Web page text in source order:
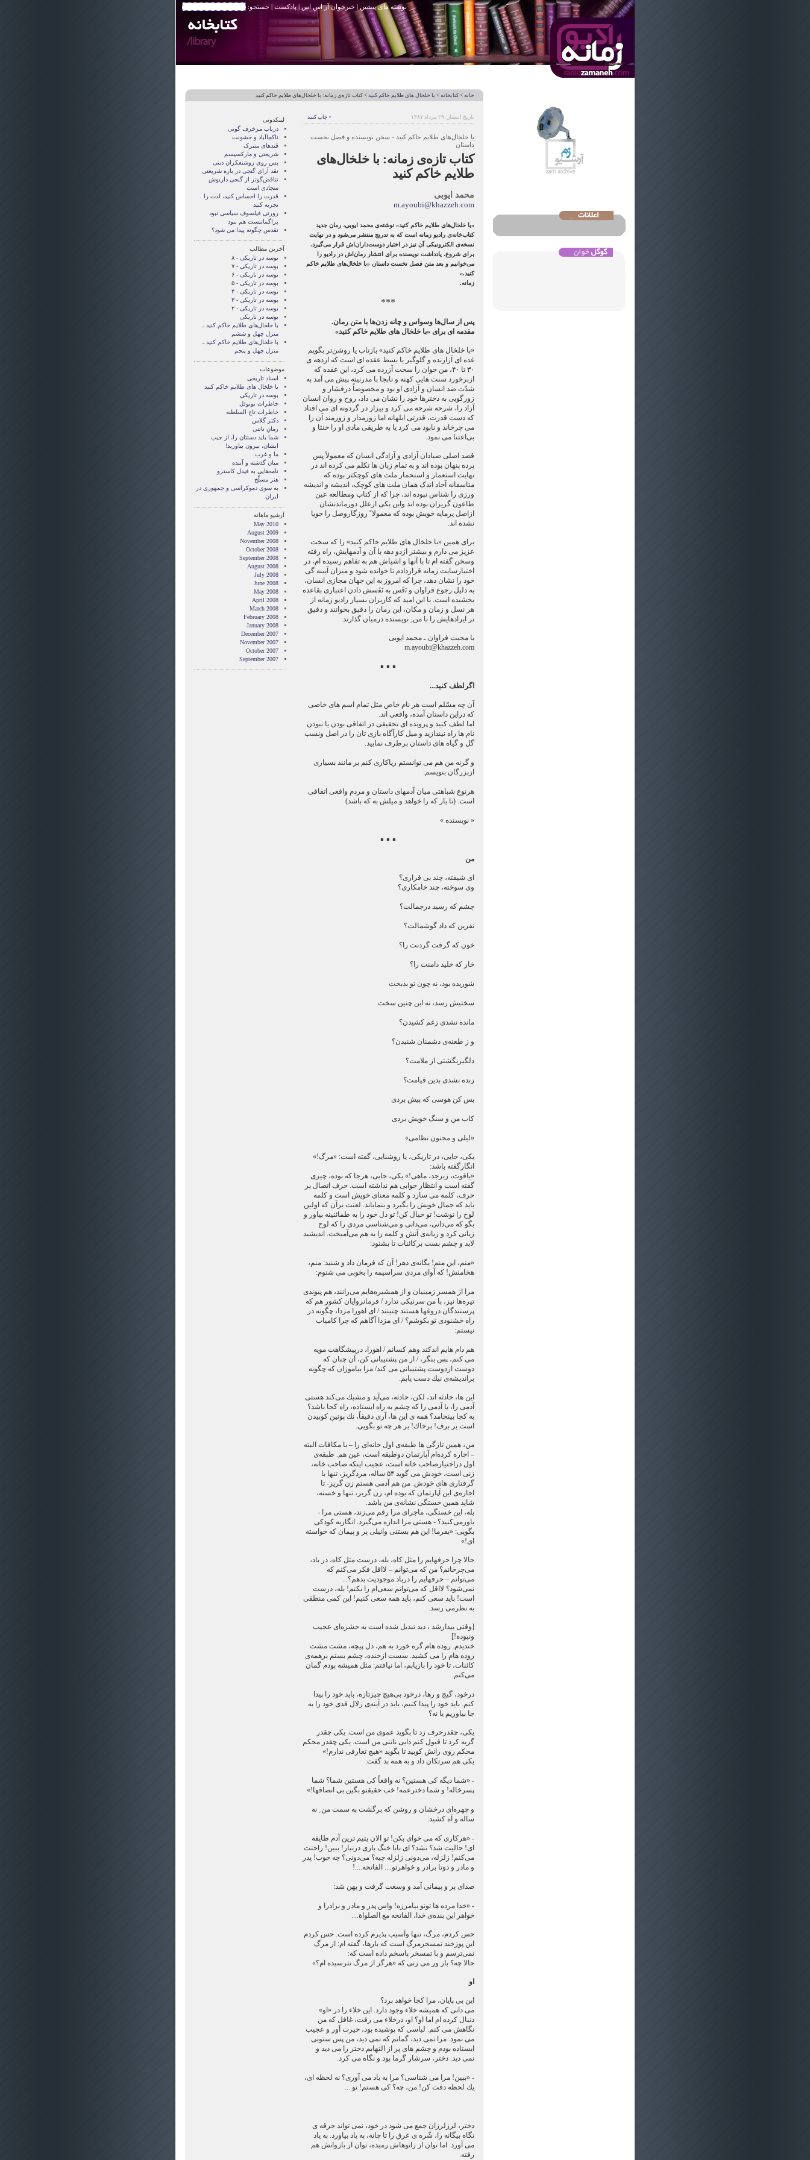
نوشته های پیشین | خبرخوان آر اس اس|پادکست | جستجو:
خانه >کتابخانه > با خلخال های طلایم خاکم کنید > کتاب تازه‌ی زمانه: با خلخال‌های طلایم خاکم کنید
تاریخ انتشار: ۲۹ مرداد ۱۳۸۷ • چاپ کنید
با خلخال‌های طلایم خاکم کنید - سخن نویسنده و فصل نخست
داستان
کتاب تازه‌ی زمانه: با خلخال‌های
طلایم خاکم کنید
محمد ایوبی
m.ayoubi@khazzeh.com
«با خلخال‌های طلایم خاکم کنید» نوشته‌ی محمد ایوبی، رمان جدید
کتاب‌خانه‌ی رادیو زمانه است که به تدریج منتشر می‌شود و در نهایت
نسخه‌ی الکترونیکی آن نیز در اختیار دوست‌داران‌اش قرار می‌گیرد.
برای شروع، یادداشت نویسنده برای انتشار رمان‌اش در رادیو را
می‌خوانیم و بعد متن فصل نخست داستان «با خلخال‌های طلایم خاکم
کنید.»
زمانه.
***
پس از سال‌ها وسواس و چانه زدن‌ها با متن رمان.
مقدمه ای برای «با خلخال های طلایم خاکم کنید»
«با خلخال های طلایم خاکم کنید» بازتاب یا روشن‌تر بگویم
غده ای آزارنده و گلوگیر یا بسط عقده ای است که ازدهه ی
۳۰ تا ۴۰، من جوان را سخت آزرده می کرد، این عقده که
ازبرخورد سنت هایی کهنه و نابجا با مدرنیته پیش می آمد به
شدّت ضد انسان و آزادی او بود و مخصوصاً درفشار و
زورگویی به دخترها خود را نشان می داد، روح و روان انسان
آزاد را، شرحه شرحه می کرد و بیزار در گردونه ای می افتاد
که دست قدرت، قدرتی ابلهانه اما زورمدار و زورمند آن را
می چرخاند و نابود می کرد یا به طریقی مادی او را خنثا و
بی‌اعتنا می نمود.
قصد اصلی صیادان آزادی و آزادگی انسان که معمولاً پس
پرده پنهان بوده اند و به تمام زبان ها تکلم می کرده اند در
نهایت استعمار و استحمار ملت های کوچکتر بوده که
متاسفانه آحاد اندک همان ملت های کوچک، اندیشه و اندیشه
ورزی را شناس نبوده اند، چرا که از کتاب ومطالعه عین
طاعون گریزان بوده اند واین یکی ازعلل دورماندنشان
ازاصل پرمایه خویش بوده که معمولا ً روزگاروصل را جویا
نشده اند.
برای همین «با خلخال های طلایم خاکم کنید» را که سخت
عزیز می دارم و بیشتر ازدو دهه با آن و آدمهایش، راه رفته
وسخن گفته ام تا با آنها و اشیاش هم به تفاهم رسیده ام، در
اختیارسایت زمانه قراردادم تا خوانده شود و میزان آیینه گی
خود را نشان دهد، چرا که امروز به این جهان مجازی انسان،
به دلیل رجوع فراوان و ﻧَفَس به ﻧَﻔَسش دادن اعتباری بقاعده
بخشیده است. با این امید که کاربران بسیار رادیو زمانه از
هر نسل و زمان و مکان، این رمان را دقیق بخوانند و دقیق
تر ایرادهایش را با من ِ نویسنده درمیان گذارند.
با محبت فراوان ـ محمد ایوبی
m.ayoubi@khazzeh.com
▪ ▪ ▪
اگرلطف کنید...
آن چه مسّلم است هر نام خاص مثل تمام اسم های خاصی
که دراین داستان آمده، واقعی اند.
اما لطف کنید و پرونده ای تحقیقی در اتفاقی بودن یا نبودن
نام ها راه نیندازید و میل کارآگاه بازی تان را در اصل ونسب
گل و گیاه های داستان برطرف نمایید.
و گرنه من هم می توانستم ریاکاری کنم بر مانند بسیاری
ازبزرگان بنویسم:
هرنوع شباهتی میان آدمهای داستان و مردم واقعی اتفاقی
است. (تا یار که را خواهد و میلش به که باشد)
« نویسنده »
▪ ▪ ▪
من
ای شیفته، چند بی قراری؟
وی سوخته، چند خامكاری؟
چشم كه رسید درجمالت؟
نفرین كه داد گوشمالت؟
خون كه گرفت گردنت را؟
خار كه خلید دامنت را؟
شوریده بود، نه چون تو بدبخت
سختیش رسد، نه این چنین سخت
مانده نشدی زغم كشیدن؟
و ز طعنه‌ی دشمنان شنیدن؟
دلگیرنگشتی از ملامت؟
زنده نشدی بدین قیامت؟
بس كن هوسی كه پیش بردی
كاب من و سنگ خویش بردی
«لیلی و مجنون نظامی»
یكی، جایی، در تاریكی، یا روشنایی، گفته است: «مرگ!»
انگارگفته باشد:
«یاقوت، زبرجد، ماهی!» یكی، جایی، هرجا كه بوده، چیزی
گفته است و انتظار جوابی هم نداشته است. حرف اتصال بر
حرف، كلمه می سازد و كلمه معنای خویش است و كلمه
باید كه جمال خویش را بگیرد و بنمایاند. لعنت برآن كه اولین
لوح را نوشت! تو خیال كن! تو دل خود را به طمائنینه بیاور و
بگو كه می‌دانی، می‌دانی و می‌شناسی مردی را كه لوح
زبانی كرد و زبانه‌ی آتش و كلمه را به هم می‌آمیخت. اندیشید
لابد و چشم بست بركائنات تا بشنود:
«منم، این منم! یگانه‌ی دهر! آن كه فرمان داد و شنید: منم،
هخامنش! كه آوای مردی سراسیمه را بخوبی می شنوم:
مرا از همسر زمینیان و از همشیره‌هایم می‌رانند، هم پیوندی
تیره‌ها نیز، با من سرنیكی ندارد / فرمانروایان كشور هم كه
پرستندگان دروغها هستند چنینند / ای اهورا مزدا، چگونه در
راه خشنودی تو بكوشم؟ / ای مزدا آگاهم كه چرا كامیاب
نیستم:
هم دام هایم اندكند وهم كسانم / اهورا، درپیشگاهت مویه
می كنم، پس بنگر، / از من پشتیبانی كن، آن چنان كه
دوست ازدوست پشتیبانی می كند/ مرا بیاموزان كه چگونه
براندیشه‌ی نیك دست یابم.
این ها، حادثه اند، لكن، حادثه، می‌آید و مشبك می‌كند هستی
آدمی را، یا آدمی را كه چشم به راه ایستاده، راه كجا باشد؟
به كجا بینجامد؟ همه ی این ها، آری دقیقاً، نك پوتین كوبیدن
است بر برف! برخاك! بر هر چه تو بگویی.
من، همین تازگی ها طبقه‌ی اول خانه‌ای را – با مكافات البته
– اجاره كرده‌ام آپارتمان دوطبقه است، عین هم. طبقه‌ی
اول دراختیارصاحب خانه است، عجیب اینكه صاحب خانه،
زنی است، خودش می گوید ۵۴ ساله، مردگریز، تنها با
گرفتاری های خودش. من هم آدمی هستم زن گریز- تا
اجاره‌ی این آپارتمان كه بوده ام، زن گریز، تنها و خسته،
شاید همین خستگی نشانه‌ی من باشد.
بله، این خستگی، ماجرای مرا رقم می‌زند، هستی مرا -
باورمی‌كنید؟ - هستی مرا اندازه می‌گیرد. انگاربه كودكی
بگویی: «بفرما! این هم بستنی وانیلی پر و پیمان كه خواسته
ای!»
حالا چرا حرفهایم را مثل كاه، بله، درست مثل كاه، در باد،
می‌چرخانم؟ من كه می‌توانم – لااقل فكر می‌كنم كه
می‌توانم – حرفهایم را درباد موجودیت بدهم؟...
نمی‌شود؟ لااقل كه می‌توانم سعی‌ام را بكنم! بله، درست
است! باید سعی كنم، باید همه سعی كنیم! این كمی منطقی
به نظرمی رسد.
[وقتی بیدارشد ، دید تبدیل شده است به حشره‌ای عجیب
ونبوده!]
خندیدم. روده هام گره خورد به هم، دل پیچه، مشت مشت
روده هام را می كشید. سست ازخنده، چشم بستم برهمه‌ی
كائنات، تا خود را بازیابم، اما نیافتم: مثل همیشه بودم گمان
می‌كنم.
درخود، گیج و رها، درخود بی‌هیچ چیزتازه، باید خود را پیدا
كنم. باید خود را پیدا كنیم، باید در آینه‌ی زلال قدی خود را به
جا بیاوریم یا نه؟
یكی، چقدرحرف زد تا بگوید عموی من است. یكی چقدر
گریه كرد تا قبول كنم دایی ناتنی من است. یكی چقدر محكم
محكم روی رانش كوبید تا بگوید «هیچ تعارفی ندارم!»
یكی هم سرتكان داد و به همه بد گفت:
- «شما دیگه كی هستین؟ نه واقعاً كی هستین شما؟ شما
پسرخاله! و شما دخترعمه! خب حقیقتو بگین بی انصافها!»
و چهره‌ای درخشان و روشن كه برگشت به سمت من ِ نه
ساله و آه كشید:
- «هركاری كه می خوای بكن! تو الان یتیم ترین آدم طایفه
ای! حالیت شد؟ نشد؟ ای بابا خنگ بازی درنیار! ببین! راحتت
می‌كنم! زلزله، می‌دونی زلزله چیه؟ می‌دونی؟ چه خوب! پدر
و مادر و دوتا برادر و خواهرتو.... الفاتحه....!
صدای پر و پیمانی آمد و وسعت گرفت و پهن شد:
- «خدا مرده ها تونو بیامرزه! واس پدر و مادر و برادرا و
خواهر این بنده‌ی خدا، الفاتحه مع الصلواة....
حس كردم، مرگ، تنها وآسیب پذیرم كرده است. حس كردم
این پوزخند تمسخرمرگ است كه بارها، گفته ام: از مرگ
نمی‌ترسم و با تمسخر پاسخم داده است كه:
حالا چه؟ باز ور می زنی كه «هرگز از مرگ نترسیده ام؟»
او
این بی پایان، مرا كجا خواهد برد؟
می دانی كه همیشه خلاء وجود دارد. این خلاء را در «او»
دنبال كرده ام اما او؟ او، درخلاء می رفت، غافل كه من
نگاهش می كنم. لباسی كه پوشیده بود، حیرت آور و عجیب
می نمود. مرا نمی دید، گمانم كه نمی دید، من پس ستونی
ایستاده بودم و چشم های پر از التهابم دختر را می دید و
نمی دید. دختر، سرشار گرما بود و نگاه می كرد.
- «ببین! مرا می شناسی؟ مرا به یاد می آوری؟ نه لحظه ای،
یك لحظه دقت كن! من، چه؟ كی هستم! تو ...
دختر، لرزلرزان جمع می شود در خود، نمی تواند جرقه ی
نگاه بیگانه را، شّره ی عرق را تا چانه، به یاد بیاورد. به یاد
می آورد. اما توان از زانوهاش رمیده، توان از بازوانش هم
رفته.
لینکدونی
درباب مزخرف گویی
ناکجاآباد و خشونت
قندهای متبرک
شریعتی و مارکسیسم
پس روی روشنفکران دینی
نقد آرای گنجی در باره شریعتی
تناقض‌گوتر از گنجی داريوش
سجادی است
قدرت را احساس کنید، لذت را
تجربه کنید
رورتی فيلسوف سياسی نبود
پراگماتيست هم نبود
تقدس چگونه پيدا می شود؟
آخرین مطالب
بوسه در تاریکی - ۸
بوسه در تاریکی - ۷
بوسه در تاریکی - ۶
بوسه در تاریکی - ۵
بوسه در تاریکی - ۴
بوسه در تاریکی - ۳
بوسه در تاریکی - ۲
بوسه در تاریکی
با خلخال‌های طلایم خاکم کنید ـ
منزل چهل و ششم
با خلخال‌های طلایم خاکم کنید ـ
منزل چهل و پنجم
موضوعات
اسناد تاریخی
با خلخال های طلایم خاکم کنید
بوسه در تاریکی
خاطرات بونوئل
خاطرات تاج السلطنه
دکتر گلاس
رمانِ ناتنی
شما بايد دستتان را، از جيب
ايشان، بيرون بياوريد!
ما و غرب
میان گذشته و آینده
نامه‌هایی به فیدل کاسترو
هنر مسلّح
‌به سوی دموکراسی و جمهوری در
ایران
آرشیو ماهانه
May 2010
August 2009
November 2008
October 2008
September 2008
August 2008
July 2008
June 2008
May 2008
April 2008
March 2008
February 2008
January 2008
December 2007
November 2007
October 2007
September 2007